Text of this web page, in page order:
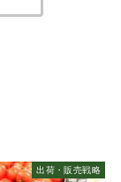
出荷・販売戦略